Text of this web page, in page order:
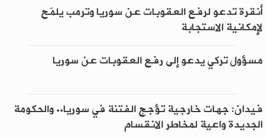
أنقرة تدعو لرفع العقوبات عن سوريا وترمب يلمّح
لإمكانية الاستجابة
مسؤول تركي يدعو إلى رفع العقوبات عن سوريا
فيدان: جهات خارجية تؤجج الفتنة في سوريا.. والحكومة
الجديدة واعية لمخاطر الانقسام